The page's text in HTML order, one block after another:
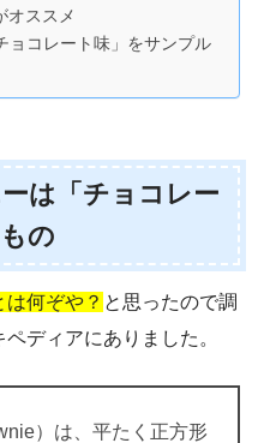
オススメ
ョコレート味」をサンプル
は「チョコレー
の
何ぞや？ と思ったので調
ディアにありました。
）は、平たく正方形